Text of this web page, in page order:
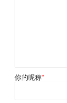
你的昵称*